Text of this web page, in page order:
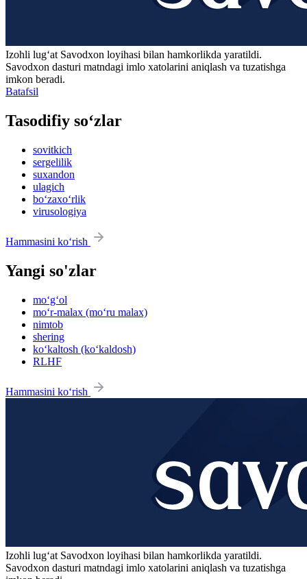
Izohli lugʻat Savodxon loyihasi bilan hamkorlikda yaratildi.
Savodxon dasturi matndagi imlo xatolarini aniqlash va tuzatishga
imkon beradi.
Batafsil
Tasodifiy so‘zlar
sovitkich
sergelilik
suxandon
ulagich
bo‘zaxo‘rlik
virusologiya
Hammasini ko‘rish
Yangi so'zlar
mo‘g‘ol
mo‘r-malax (mo‘ru malax)
nimtob
shering
ko‘kaltosh (ko‘kaldosh)
RLHF
Hammasini ko‘rish
Izohli lugʻat Savodxon loyihasi bilan hamkorlikda yaratildi.
Savodxon dasturi matndagi imlo xatolarini aniqlash va tuzatishga